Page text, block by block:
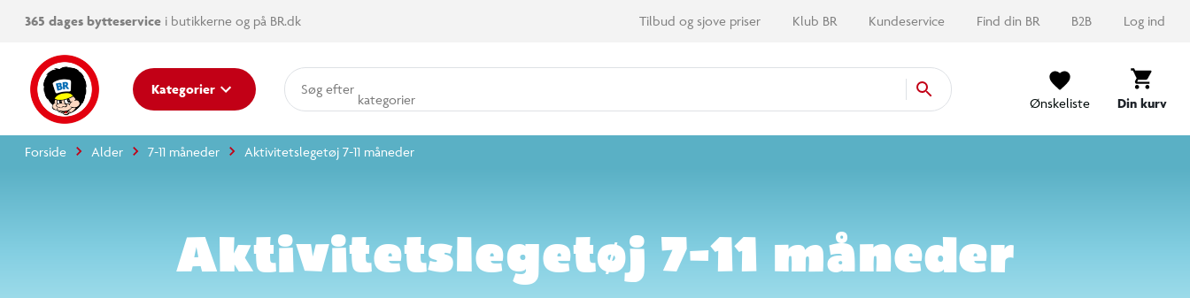
365 dages bytteservice i butikkerne og på BR.dk
Kategorier kategorier
mere end 14.000 varer
Ønskeliste Din kurv
Forside Alder 7-11 måneder Aktivitetslegetøj 7-11 måneder
Aktivitetslegetøj 7-11 måneder